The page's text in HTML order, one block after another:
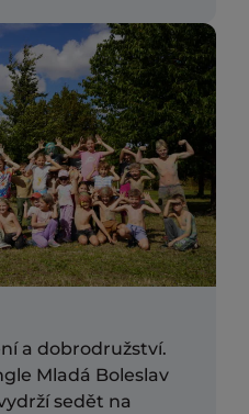
a dobrodružství.
Mladá Boleslav
sedět na